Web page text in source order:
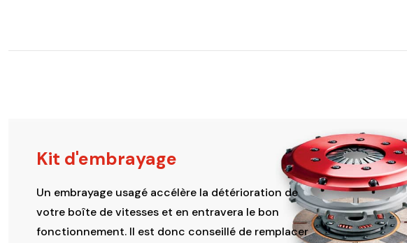
Kit d'embrayage
Un embrayage usagé accélère la détérioration de
votre boîte de vitesses et en entravera le bon
fonctionnement. Il est donc conseillé de remplacer